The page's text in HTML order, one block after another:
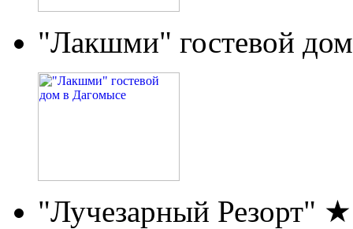
"Лакшми" гостевой
"Лучезарный Резорт"